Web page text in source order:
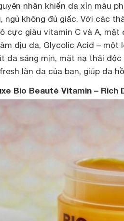
nhân khiến da xỉn màu
ngủ không đủ giấc. Với các
cực giàu vitamin C và A,
dịu da, Glycolic Acid – một
da sáng mịn, mặt nạ thải độc
làn da của bạn, giúp da
Bio Beauté Vitamin – Rich